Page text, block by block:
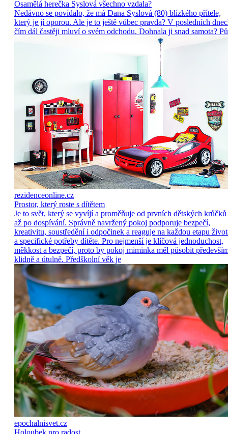
Osamělá herečka Syslová všechno vzdala?
Nedávno se povídalo, že má Dana Syslová (80) blízkého přítele,
který je jí oporou. Ale je to ještě vůbec pravda? V posledních
čím dál častěji mluví o svém odchodu. Dohnala ji snad samota?
rezidenceonline.cz
Prostor, který roste s dítětem
Je to svět, který se vyvíjí a proměňuje od prvních dětských krůčků
až po dospívání. Správně navržený pokoj podporuje bezpečí,
kreativitu, soustředění i odpočinek a reaguje na každou etapu
a specifické potřeby dítěte. Pro nejmenší je klíčová jednoduchost,
měkkost a bezpečí, proto by pokoj miminka měl působit
klidně a útulně. Předškolní věk je
epochalnisvet.cz
Holoubek pro radost